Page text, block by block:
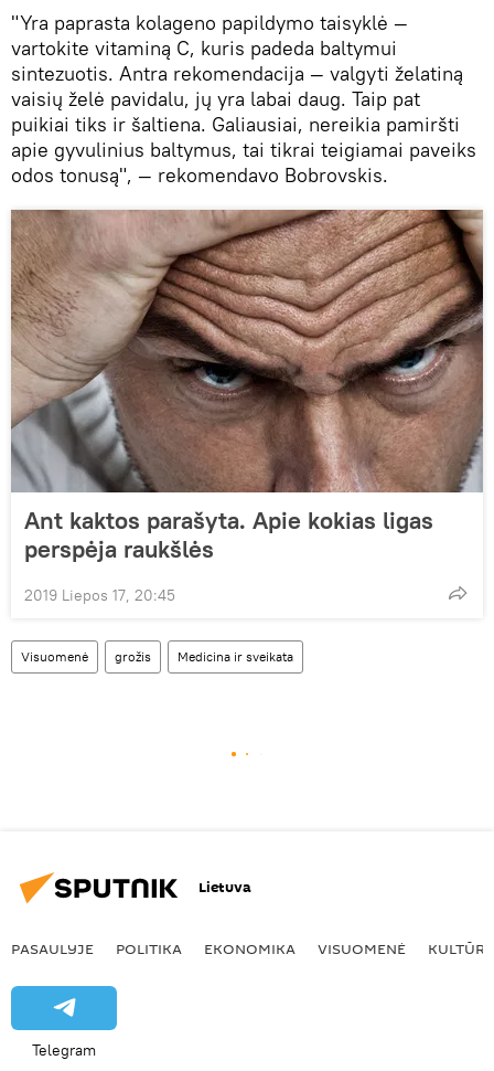
"Yra paprasta kolageno papildymo taisyklė —
vartokite vitaminą C, kuris padeda baltymui
sintezuotis. Antra rekomendacija — valgyti želatiną
vaisių želė pavidalu, jų yra labai daug. Taip pat
puikiai tiks ir šaltiena. Galiausiai, nereikia pamiršti
apie gyvulinius baltymus, tai tikrai teigiamai paveiks
odos tonusą", — rekomendavo Bobrovskis.
Ant kaktos parašyta. Apie kokias ligas
perspėja raukšlės
2019 Liepos 17, 20:45
Visuomenė grožis Medicina ir sveikata
Lietuva
PASAULYJE POLITIKA EKONOMIKA VISUOMENĖ KULTŪRA
Telegram